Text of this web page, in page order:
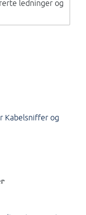
ledninger og
Kabelsniffer og